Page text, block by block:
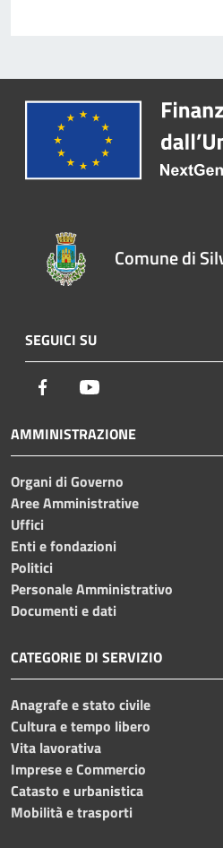
Comune di
SEGUICI SU
Facebook
AMMINISTRAZIONE
Organi di Governo
Aree Amministrative
Uffici
Enti e fondazioni
Politici
Personale Amministrativo
Documenti e dati
CATEGORIE DI SERVIZIO
Anagrafe e stato civile
Cultura e tempo libero
Vita lavorativa
Imprese e Commercio
Catasto e urbanistica
Mobilità e trasporti